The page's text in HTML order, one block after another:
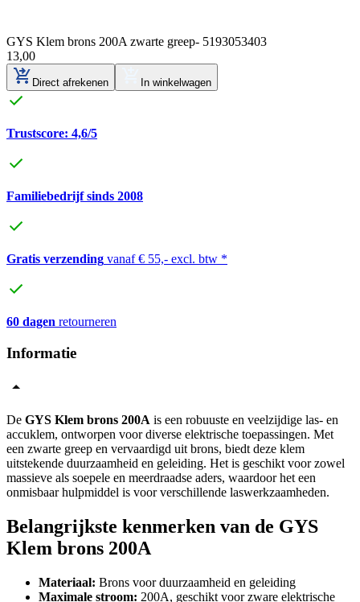
GYS Klem brons 200A zwarte greep- 5193053403
13,00
Direct afrekenen In winkelwagen
Trustscore: 4,6/5
Familiebedrijf sinds 2008
Gratis verzending vanaf € 55,- excl. btw *
60 dagen retourneren
Informatie
De GYS Klem brons 200A is een robuuste en veelzijdige las- en
accuklem, ontworpen voor diverse elektrische toepassingen. Met
een zwarte greep en vervaardigd uit brons, biedt deze klem
uitstekende duurzaamheid en geleiding. Het is geschikt voor zowel
massieve als soepele en meerdraadse aders, waardoor het een
onmisbaar hulpmiddel is voor verschillende laswerkzaamheden.
Belangrijkste kenmerken van de GYS
Klem brons 200A
Materiaal: Brons voor duurzaamheid en geleiding
Maximale stroom: 200A, geschikt voor zware elektrische